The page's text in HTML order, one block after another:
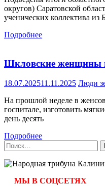
округов) Саратовской
ученических коллектива из
Подробнее
Шкловские женщины
18.07.202511.11.2025 Люди
На прошлой неделе в
госпитале, изготовить
день десять
Подробнее
Найти:
МЫ В СОЦСЕТЯХ